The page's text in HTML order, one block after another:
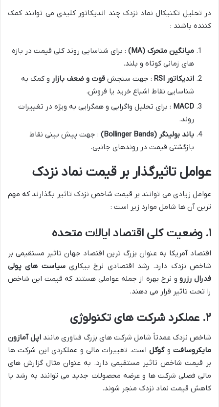
در تحلیل تکنیکال نماد نزدک چند اندیکاتور کلیدی می توانند کمک
کننده باشند :
میانگین متحرک (MA)
: برای شناسایی روند کلی قیمت در بازه
های زمانی کوتاه و بلند.
اندیکاتور
: جهت سنجش قوت و ضعف بازار و کمک به
شناسایی نقاط اشباع خرید یا فروش.
MACD : برای تحلیل واگرایی و همگرایی به ویژه در تغییرات
روند.
باند بولینگر (Bollinger Bands)
: جهت پیش بینی نقاط
بازگشتی قیمت در روندهای جانبی.
عوامل تاثیرگذار بر قیمت نماد نزدک
عوامل زیادی می توانند بر قیمت شاخص نزدک تاثیر بگذارند که مهم
ترین آن ها شامل موارد زیر است :
۱. وضعیت کلی اقتصاد ایالات متحده
اقتصاد آمریکا به عنوان بزرگ ترین اقتصاد جهان تاثیر مستقیمی بر
شاخص نزدک دارد. رشد اقتصادی نرخ بیکاریسیاست های پولی
فدرال رزروو نرخ بهره از جمله عواملی هستند که قیمت این شاخص
را تحت تاثیر قرار می دهند.
۲. عملکرد شرکت های تکنولوژی
شاخص نزدک عمدتاً شامل شرکت های بزرگ فناوری مانند اپل آمازون
مایکروسافتوگوگلاست. تغییرات مالی و عملکردی این شرکت ها
بر قیمت شاخص تاثیر مستقیمی دارد. به عنوان مثال گزارش های
مالی فصلی شرکت ها و عرضه محصولات جدید می توانند به رشد یا
کاهش قیمت نماد نزدک منجر شوند.